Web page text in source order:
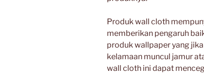
Produk wall cloth
memberikan pengaruh
produk wallpaper yang
kelamaan muncul jamur
wall cloth ini dapat